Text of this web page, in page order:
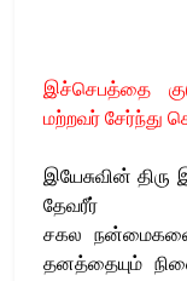
இச்செபத்தை
மற்றவர் சேர்ந்து
இயேசுவின் திரு
சகல
தனத்தையும்